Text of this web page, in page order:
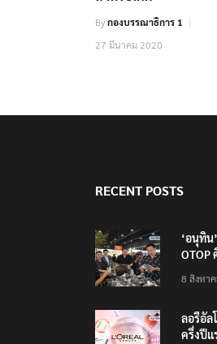
Byกองบรรณาธิการ 1
27 มีนาคม 2020
RECENT POSTS
‘อนุทิน
8 สิงหา
ลอรีอัล
ครึ่งปีแ